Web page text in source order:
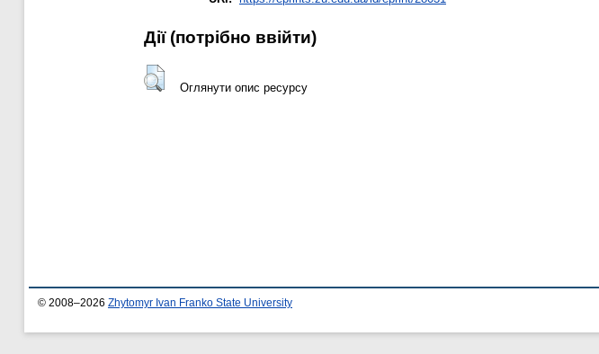
Дії ​​(потрібно ввійти)
Оглянути опис ресурсу
© 2008–2026 Zhytomyr Ivan Franko State University